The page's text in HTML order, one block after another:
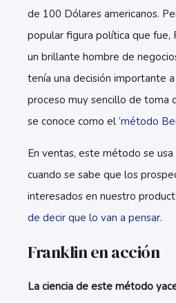
de 100 Dólares americanos.
popular figura política que fue,
un brillante hombre de
tenía una decisión importante
proceso muy sencillo de toma
se conoce como el ‘método
En ventas, este método se
cuando se sabe que los
interesados en nuestro
de decir que lo van a pensar.
Franklin en acción
La ciencia de este método